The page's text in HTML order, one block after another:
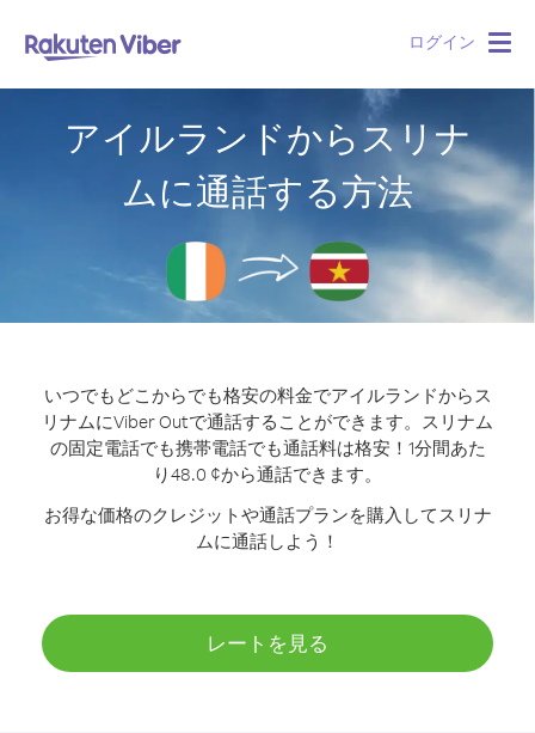
ログイン
アイルランドからスリナ
ムに通話する方法
いつでもどこからでも格安の料金でアイルランドからス
リナムにViber Outで通話することができます。 スリナム
の固定電話でも携帯電話でも通話料は格安！1分間あた
り48.0 ¢から通話できます。
お得な価格のクレジットや通話プランを購入してスリナ
ムに通話しよう！
レートを見る